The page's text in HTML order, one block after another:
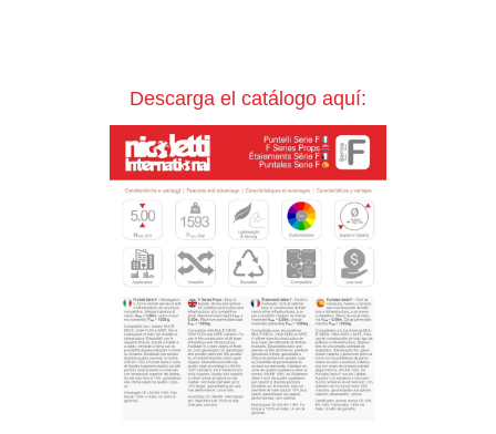
Descarga el catálogo aquí: